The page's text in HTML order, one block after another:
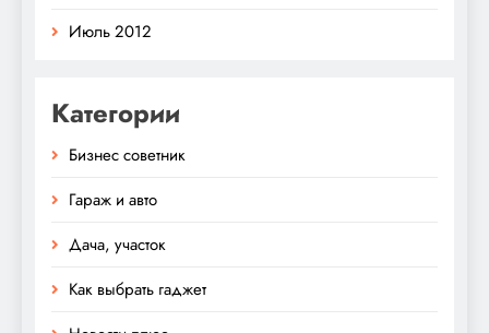
Июль 2012
Категории
Бизнес советник
Гараж и авто
Дача, участок
Как выбрать гаджет